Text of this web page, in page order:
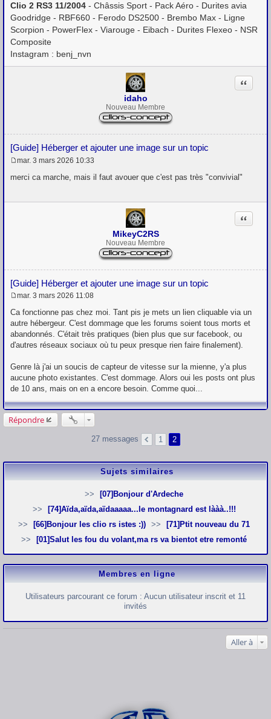
Clio 2 RS3 11/2004 - Châssis Sport - Pack Aéro - Durites avia
Goodridge - RBF660 - Ferodo DS2500 - Brembo Max - Ligne
Scorpion - PowerFlex - Viarouge - Eibach - Durites Flexeo - NSR
Composite
Instagram : benj_nvn
idaho
Nouveau Membre
[Guide] Héberger et ajouter une image sur un topic
Citation
e
a
mar. 3 mars 2026 10:33
merci ca marche, mais il faut avouer que c'est pas très "convivial"
MikeyC2RS
Nouveau Membre
[Guide] Héberger et ajouter une image sur un topic
Citation
e
s
s
a
g
mar. 3 mars 2026 11:08
Ca fonctionne pas chez moi. Tant pis je mets un lien cliquable via un
autre hébergeur. C'est dommage que les forums soient tous morts et
abandonnés. C'était très pratiques (bien plus que sur facebook, ou
d'autres réseaux sociaux où tu peux presque rien faire finalement).
Genre là j'ai un soucis de capteur de vitesse sur la mienne, y'a plus
aucune photo existantes. C'est dommage. Alors oui les posts ont plus
de 10 ans, mais on en a encore besoin. Comme quoi...
Répondre
27 messages 1 2
Sujets similaires
[07]Bonjour d'Ardeche
[74]Aïda,aïda,aïdaaaaa...le montagnard est lààà..!!!
[66]Bonjour les clio rs istes :))
[71]Ptit nouveau du 71
[01]Salut les fou du volant,ma rs va bientot etre remonté
Membres en ligne
Utilisateurs parcourant ce forum : Aucun utilisateur inscrit et 11
invités
Aller à